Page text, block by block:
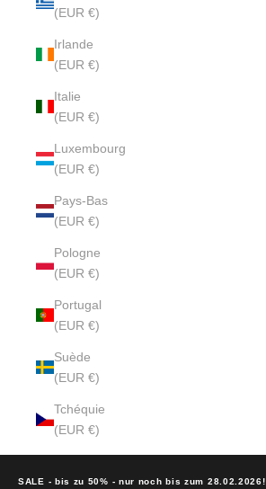
(EUR €)
Irlande
(EUR €)
Italie
(EUR €)
Luxembourg
(EUR €)
Pays-Bas
(EUR €)
Pologne
(EUR €)
Portugal
(EUR €)
Suède
(EUR €)
Tchéquie
(EUR €)
SALE - bis zu 50% - nur noch bis zum 28.02.2026!